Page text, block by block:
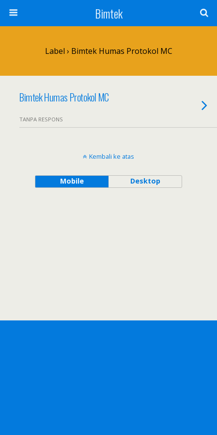
Bimtek
Label › Bimtek Humas Protokol MC
Bimtek Humas Protokol MC
TANPA RESPONS
Kembali ke atas
Mobile Desktop